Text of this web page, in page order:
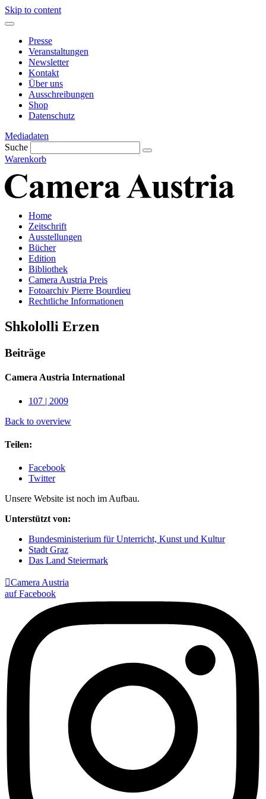
Skip to content
Presse
Veranstaltungen
Newsletter
Kontakt
Über uns
Ausschreibungen
Shop
Datenschutz
Mediadaten
Suche
Warenkorb
Home
Zeitschrift
Ausstellungen
Bücher
Edition
Bibliothek
Camera Austria Preis
Fotoarchiv Pierre Bourdieu
Rechtliche Informationen
Shkololli Erzen
Beiträge
Camera Austria International
107 | 2009
Back to overview
Teilen:
Facebook
Twitter
Unsere Website ist noch im Aufbau.
Unterstützt von:
Bundesministerium für Unterricht, Kunst und Kultur
Stadt Graz
Das Land Steiermark
Camera Austria
auf Facebook